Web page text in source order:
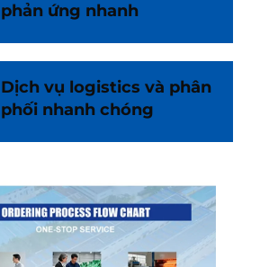
phản ứng nhanh
Dịch vụ logistics và phân
phối nhanh chóng